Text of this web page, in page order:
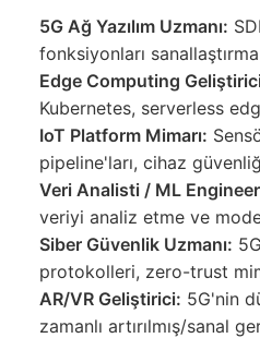
5G Ağ Yazılım Uzmanı:
fonksiyonları sanallaştırma
Edge Computing
Kubernetes, serverless
IoT Platform Mimarı:
pipeline'ları, cihaz
Veri Analisti / ML
veriyi analiz etme ve
Siber Güvenlik Uzmanı:
protokolleri, zero-trust
AR/VR Geliştirici: 5G'nin
zamanlı artırılmış/sanal